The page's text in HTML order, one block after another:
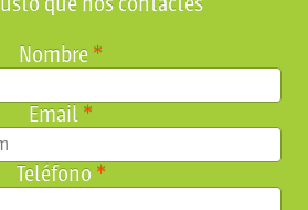
Nombre*
Email*
Teléfono *